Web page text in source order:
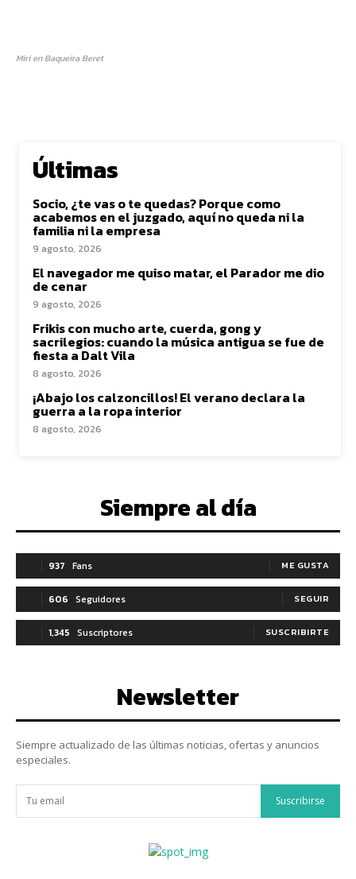
Miri en Baqueira Beret
Últimas
Socio, ¿te vas o te quedas? Porque como
acabemos en el juzgado, aquí no queda ni la
familia ni la empresa
9 agosto, 2026
El navegador me quiso matar, el Parador me dio
de cenar
9 agosto, 2026
Frikis con mucho arte, cuerda, gong y
sacrilegios: cuando la música antigua se fue de
fiesta a Dalt Vila
8 agosto, 2026
¡Abajo los calzoncillos! El verano declara la
guerra a la ropa interior
8 agosto, 2026
Siempre al día
937 Fans ME GUSTA
606 Seguidores SEGUIR
1,345 Suscriptores SUSCRIBIRTE
Newsletter
Siempre actualizado de las últimas noticias, ofertas y anuncios
especiales.
Suscribirse